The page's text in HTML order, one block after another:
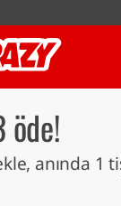
öde!
anında 1